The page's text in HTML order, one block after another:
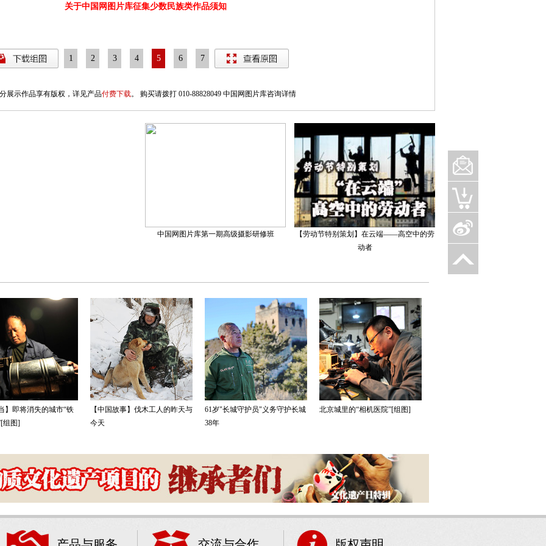
关于中国网图片库征集少数民族类作品须知
1 2 3 4 5 6 7
展示作品享有版权，详见产品付费下载。 购买请拨打 010-88828049 中国网图片库咨询详情